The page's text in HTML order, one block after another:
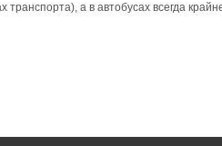
транспорта), а в автобусах всегда